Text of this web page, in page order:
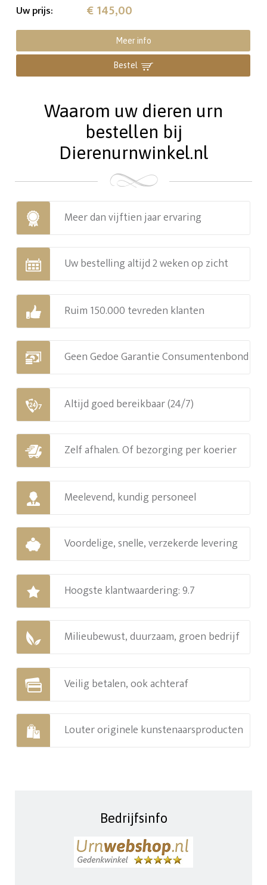
Uw prijs: € 145,00
Meer info
Bestel
Waarom uw dieren urn
bestellen bij
Dierenurnwinkel.nl
Meer dan vijftien jaar ervaring
Uw bestelling altijd 2 weken op zicht
Ruim 150.000 tevreden klanten
Geen Gedoe Garantie Consumentenbond
Altijd goed bereikbaar (24/7)
Zelf afhalen. Of bezorging per koerier
Meelevend, kundig personeel
Voordelige, snelle, verzekerde levering
Hoogste klantwaardering: 9.7
Milieubewust, duurzaam, groen bedrijf
Veilig betalen, ook achteraf
Louter originele kunstenaarsproducten
Bedrijfsinfo